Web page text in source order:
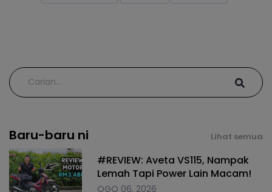
Baru-baru ni Lihat semua
#REVIEW: Aveta VS115, Nampak
Lemah Tapi Power Lain Macam!
OGO 06, 2026